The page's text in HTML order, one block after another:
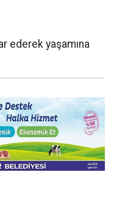
ederek yaşamına